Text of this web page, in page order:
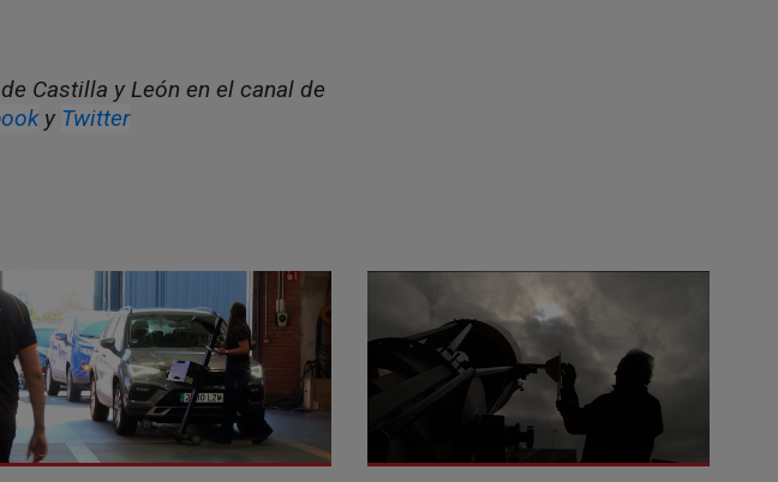
Castilla y León en el canal de
y Twitter